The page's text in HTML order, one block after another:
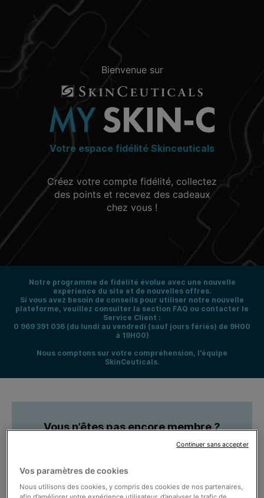
Bienvenue sur
Votre espace fidélité Skinceuticals
Créez votre compte fidélité, collectez
des points et recevez des cadeaux
chez vous !
Notre programme de fidélité évolue avec une nouvelle
expérience du site et de nouvelles offres.
Si vous avez besoin de conseils pour utiliser notre nouvelle
plateforme, veuillez consulter la section FAQ ou contacter le
Service Client :
0 969 391 036 (du lundi au vendredi (sauf jours fériés) de 9H00
à 19H00)
Nous comptons sur votre compréhension, l'équipe
SkinCeuticals.
Vous n’êtes pas encore membre ?
Vos paramètres de cookies
Nous utilisons des cookies, y compris des cookies de nos partenaires,
Continuer sans accepter